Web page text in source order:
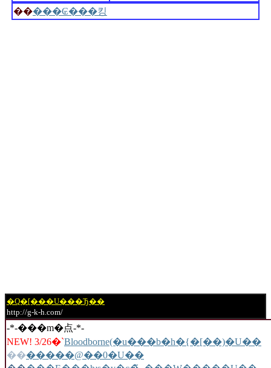
�����₢���킹
�Q�[���U���Ђ��
http://g-k-h.com/
-*-���m�点-*-
NEW! 3/26�`Bloodborne(�u���b�h�{�[��)�U��
�������@��0�U��